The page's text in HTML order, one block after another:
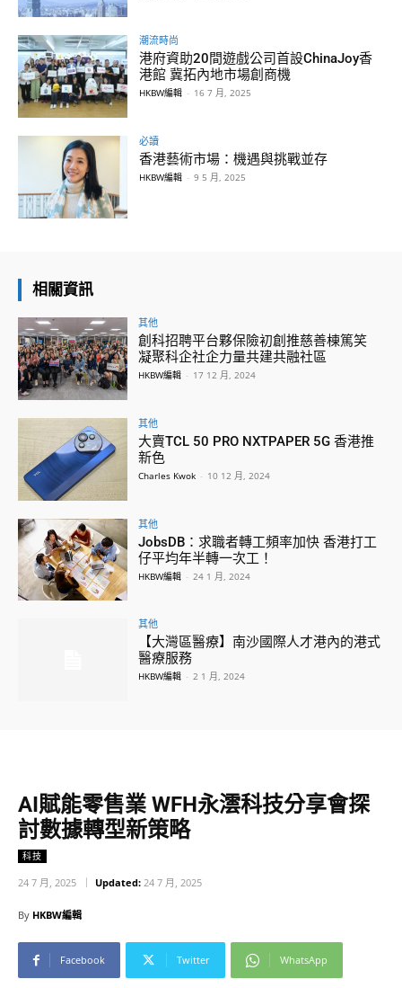
潮流時尚
港府資助20間遊戲公司首設ChinaJoy香
港館 冀拓內地市場創商機
HKBW編輯 - 16 7 月, 2025
必讀
香港藝術市場：機遇與挑戰並存
HKBW編輯 - 9 5 月, 2025
相關資訊
其他
創科招聘平台夥保險初創推慈善棟篤笑
凝聚科企社企力量共建共融社區
HKBW編輯 - 17 12 月, 2024
其他
大賣TCL 50 PRO NXTPAPER 5G 香港推
新色
Charles Kwok - 10 12 月, 2024
其他
JobsDB：求職者轉工頻率加快 香港打工
仔平均年半轉一次工！
HKBW編輯 - 24 1 月, 2024
其他
【大灣區醫療】南沙國際人才港內的港式
醫療服務
HKBW編輯 - 2 1 月, 2024